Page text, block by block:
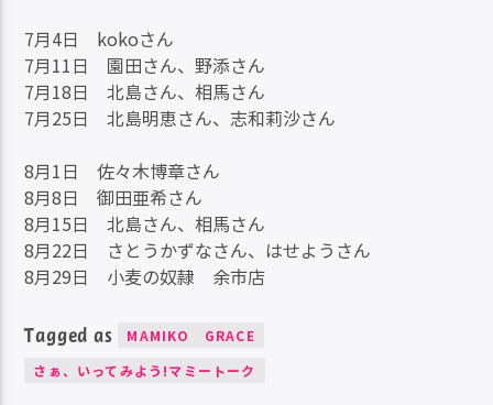
7月4日 kokoさん
7月11日 園田さん、野添さん
7月18日 北島さん、相馬さん
7月25日 北島明恵さん、志和莉沙さん
8月1日 佐々木博章さん
8月8日 御田亜希さん
8月15日 北島さん、相馬さん
8月22日 さとうかずなさん、はせようさん
8月29日 小麦の奴隷 余市店
Tagged as
MAMIKO GRACE
さぁ、いってみよう!マミートーク